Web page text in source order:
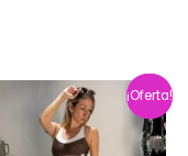
¡Oferta!
¡Oferta!